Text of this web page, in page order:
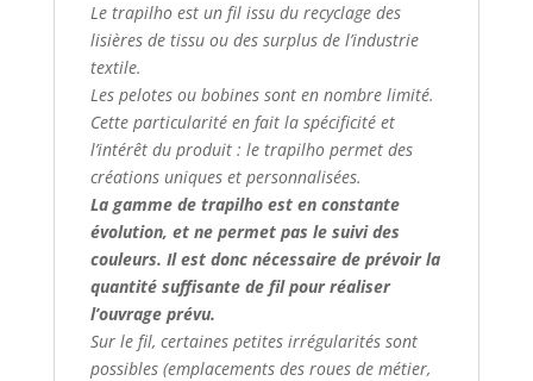
Le trapilho est un fil issu du recyclage des
lisières de tissu ou des surplus de l’industrie
textile.
Les pelotes ou bobines sont en nombre limité.
Cette particularité en fait la spécificité et
l’intérêt du produit : le trapilho permet des
créations uniques et personnalisées.
La gamme de trapilho est en constante
évolution, et ne permet pas le suivi des
couleurs. Il est donc nécessaire de prévoir la
quantité suffisante de fil pour réaliser
l’ouvrage prévu.
Sur le fil, certaines petites irrégularités sont
possibles (emplacements des roues de métier,